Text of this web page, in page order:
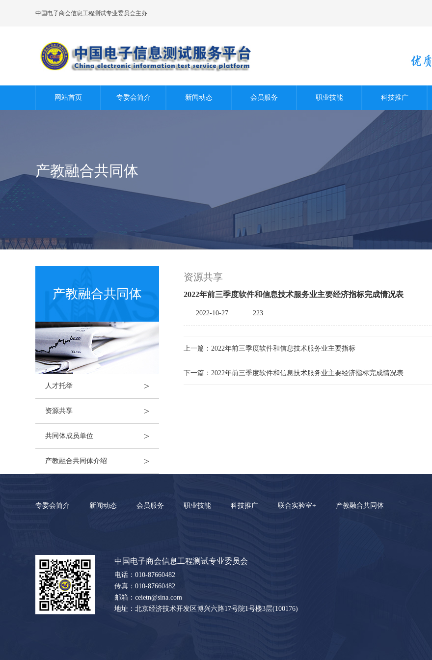
中国电子商会信息工程测试专业委员会主办
网站首页 专委会简介 新闻动态 会员服务 职业技能 科技推广
产教融合共同体
产教融合共同体
人才托举 >
资源共享 >
共同体成员单位 >
产教融合共同体介绍 >
资源共享
2022年前三季度软件和信息技术服务业主要经济指标完成情况表
2022-10-27 223
上一篇：2022年前三季度软件和信息技术服务业主要指标
下一篇：2022年前三季度软件和信息技术服务业主要经济指标完成情况表
专委会简介 新闻动态 会员服务 职业技能 科技推广 联合实验室+ 产教融合共同体
中国电子商会信息工程测试专业委员会
电话：010-87660482
传真：010-87660482
邮箱：ceietn@sina.com
地址：北京经济技术开发区博兴六路17号院1号楼3层(100176)